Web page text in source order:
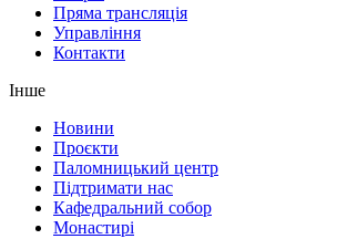
Пряма трансляція
Управління
Контакти
Інше
Новини
Проєкти
Паломницький центр
Підтримати нас
Кафедральний собор
Монастирі